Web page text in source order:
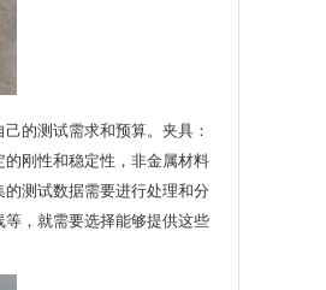
的测试需求和预算。夹具：
刚性和稳定性，非金属材料
测试数据需要进行处理和分
，就需要选择能够提供这些